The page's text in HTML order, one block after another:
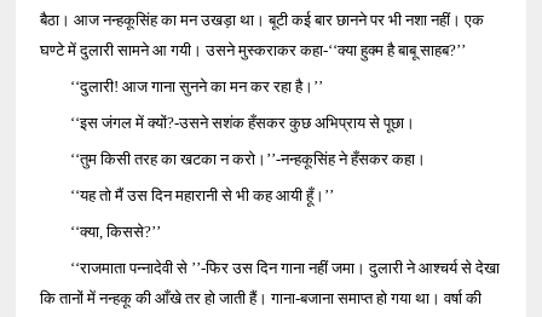
बैठा। आज नन्हकूसिंह का मन उखड़ा था। बूटी कई बार छानने पर भी नशा नहीं। एक
घण्टे में दुलारी सामने आ गयी। उसने मुस्कराकर कहा-‘‘क्या हुक्म है बाबू साहब?’’
‘‘दुलारी! आज गाना सुनने का मन कर रहा है।’’
‘‘इस जंगल में क्यों?-उसने सशंक हँसकर कुछ अभिप्राय से पूछा।
‘‘तुम किसी तरह का खटका न करो।’’-नन्हकूसिंह ने हँसकर कहा।
‘‘यह तो मैं उस दिन महारानी से भी कह आयी हूँ।’’
‘‘क्या, किससे?’’
‘‘राजमाता पन्नादेवी से ’’-फिर उस दिन गाना नहीं जमा। दुलारी ने आश्चर्य से देखा
कि तानों में नन्हकू की आँखे तर हो जाती हैं। गाना-बजाना समाप्त हो गया था। वर्षा की